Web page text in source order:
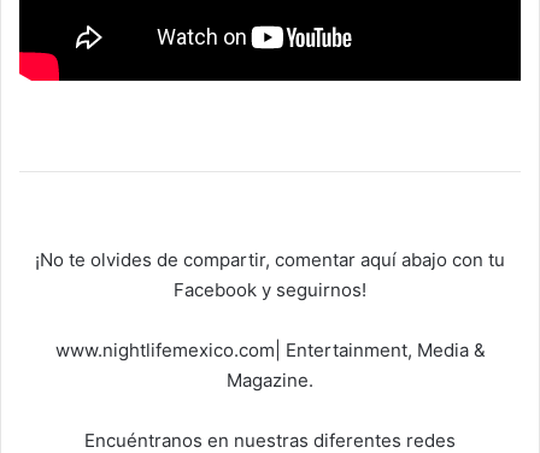
¡No te olvides de compartir, comentar aquí abajo con tu
Facebook y seguirnos!
www.nightlifemexico.com| Entertainment, Media &
Magazine.
Encuéntranos en nuestras diferentes redes